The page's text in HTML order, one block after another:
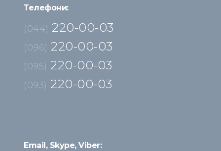
Телефони:
(044) 220-00-03
(096) 220-00-03
(095) 220-00-03
(093) 220-00-03
Email, Skype, Viber: